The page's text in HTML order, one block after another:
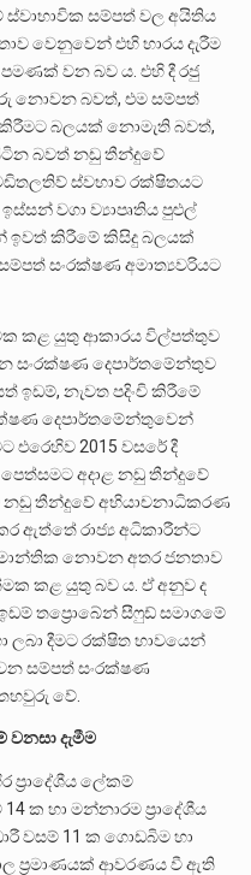
සම්පත් වල අයිතිය
වෙනුවෙන් එහි භාරය දැරීම
වන බව ය. එහි දී රජු
නොවන බවත්, එම සම්පත්
බලයක් නොමැති බවත්,
බවත් නඩු තීන්දුවේ
ස්වභාව රක්ෂිතයට
වගා ව්‍යාපෘතිය පුළුල්
ඉවත් කිරීමේ කිසිදු බලයක්
සංරක්ෂණ අමාත්‍යවරියට
කළ යුතු ආකාරය විල්පත්තුව
සංරක්ෂණ දෙපාර්තමේන්තුව
ඉඩම්, නැවත පදිංචි කිරීමේ
දෙපාර්තමේන්තුවෙන්
එරෙහිව 2015 වසරේ දී
අදාළ නඩු තීන්දුවේ
නඩු තීන්දුවේ අභියාචනාධිකරණ
ඇත්තේ රාජ්‍ය අධිකාරීන්ට
නොවන අතර ජනතාව
කළ යුතු බව ය. ඒ අනුව ද
තප්‍රොබේන් සීෆුඩ් සමාගමේ
ලබා දීමට රක්ෂිත භාවයෙන්
සම්පත් සංරක්ෂණ
වේ.
දැමීම
ප්‍රාදේශීය ලේකම්
ක හා මන්නාරම ප්‍රාදේශීය
වසම් 11 ක ගොඩබිම හා
ප්‍රමාණයක් ආවරණය වී ඇති